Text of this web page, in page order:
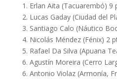
1. Erlan Aita (Tacuarembó) 9
2. Lucas Gaday (Ciudad del
3. Santiago Calo (Náutico
4. Nicolás Méndez (Fénix) 2
5. Rafael Da Silva (Apuana
6. Agustín Moreira (Cerro
6. Antonio Violaz (Armonía,